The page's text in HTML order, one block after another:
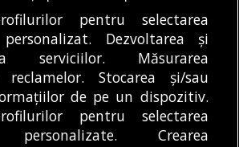
Eveniment Știri
peste 30.000 de lei pentru
curse de stradă în județul Ilfov.
Rutieră continuă controalele
pentru selectarea
Dezvoltarea și
serviciilor. Măsurarea
reclamelor. Stocarea și/sau
de pe un dispozitiv.
pentru selectarea
Crearea